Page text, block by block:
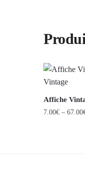
Affiche
7.00€ –67.00